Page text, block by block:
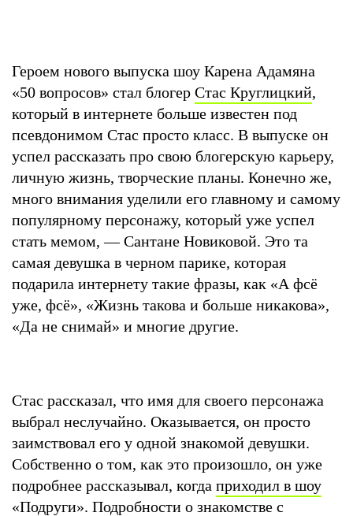
Героем нового выпуска шоу Карена Адамяна
«50 вопросов» стал блогер Стас Круглицкий,
который в интернете больше известен под
псевдонимом Стас просто класс. В выпуске он
успел рассказать про свою блогерскую карьеру,
личную жизнь, творческие планы. Конечно же,
много внимания уделили его главному и самому
популярному персонажу, который уже успел
стать мемом, — Сантане Новиковой. Это та
самая девушка в черном парике, которая
подарила интернету такие фразы, как «А фсё
уже, фсё», «Жизнь такова и больше никакова»,
«Да не снимай» и многие другие.
Стас рассказал, что имя для своего персонажа
выбрал неслучайно. Оказывается, он просто
заимствовал его у одной знакомой девушки.
Собственно о том, как это произошло, он уже
подробнее рассказывал, когда приходил в шоу
«Подруги». Подробности о знакомстве с